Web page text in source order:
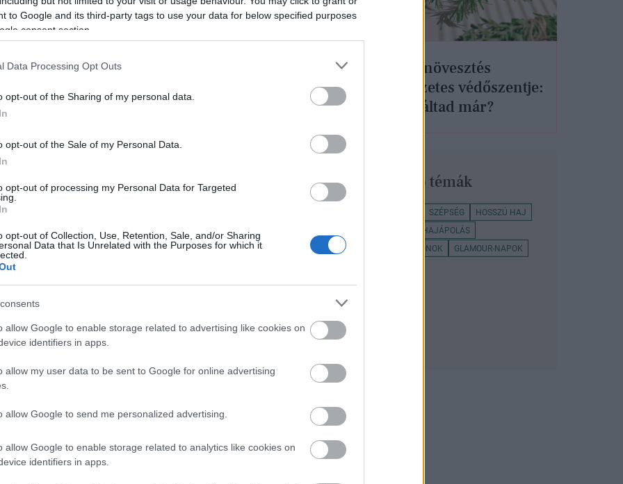
to Google and its third-party tags to use your data for below specified purposes
consent section.
Data Processing Opt Outs
opt-out of the Sharing of my personal data.
opt-out of the Sale of my Personal Data.
opt-out of processing my Personal Data for Targeted
opt-out of Collection, Use, Retention, Sale, and/or Sharing
Data that Is Unrelated with the Purposes for which it
allow Google to enable storage related to advertising like cookies on
identifiers in apps.
allow my user data to be sent to Google for online advertising
allow Google to send me personalized advertising.
allow Google to enable storage related to analytics like cookies on
identifiers in apps.
„sleek back”
a hajad
gyorsan nő majd a hajad,
Ez a hajnövesztés
természetes védőszentje:
te próbáltad már?
sokkal gyorsabban nő a hajad
Legnépszerűbb témák
SZÉPSÉG
HOSSZÚ HAJ
OTTHONI HAJÁPOLÁS
ROZMARINGOLAJ
KUPONOK
GLAMOUR-NAPOK